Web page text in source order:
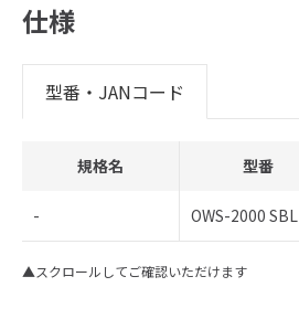
仕様
型番・JANコード
規格名 型番
- OWS-2000 SBL
▲スクロールしてご確認いただけます